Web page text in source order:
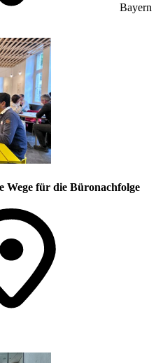
Bayern
für die Büronachfolge